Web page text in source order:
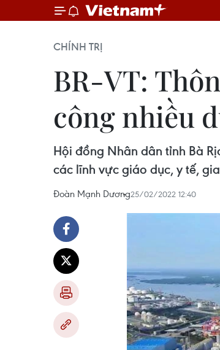
CHÍNH TRỊ
BR-VT:
công nhiều
Hội đồng Nhân dân tỉnh Bà
các lĩnh vực giáo dục, y tế,
Đoàn Mạnh Dương25/02/2022 12:40